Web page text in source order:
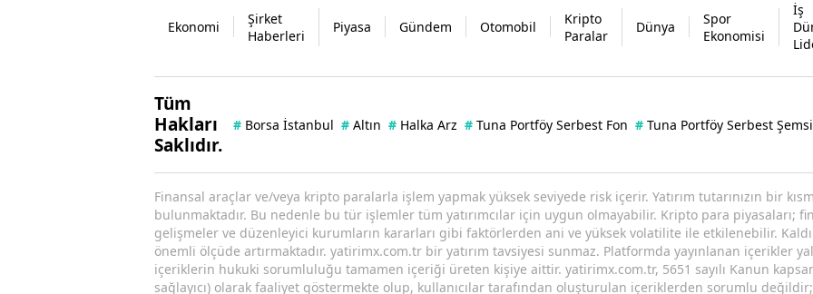
Ekonomi
Şirket
Haberleri
Piyasa Gündem Otomobil
Kripto
Paralar
Dünya
Spor
Ekonomisi
İş
Tüm
Hakları
Saklıdır.
# Borsa İstanbul # Altın # Halka Arz # Tuna Portföy Serbest Fon # Tuna Portföy Serbest
Finansal araçlar ve/veya kripto paralarla işlem yapmak yüksek seviyede risk içerir. Yatırım tutarınızın bir
bulunmaktadır. Bu nedenle bu tür işlemler tüm yatırımcılar için uygun olmayabilir. Kripto para piyasaları;
gelişmeler ve düzenleyici kurumların kararları gibi faktörlerden ani ve yüksek volatilite ile etkilenebilir.
önemli ölçüde artırmaktadır. yatirimx.com.tr bir yatırım tavsiyesi sunmaz. Platformda yayınlanan içerikler
içeriklerin hukuki sorumluluğu tamamen içeriği üreten kişiye aittir. yatirimx.com.tr, 5651 sayılı Kanun
sağlayıcı) olarak faaliyet göstermekte olup, kullanıcılar tarafından oluşturulan içeriklerden sorumlu